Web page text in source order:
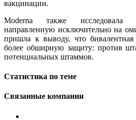
вакцинации.
Moderna также исследовала
направленную исключительно на
пришла к выводу, что бивалентная
более обширную защиту: против
потенциальных штаммов.
Статистика по теме
Связанные компании